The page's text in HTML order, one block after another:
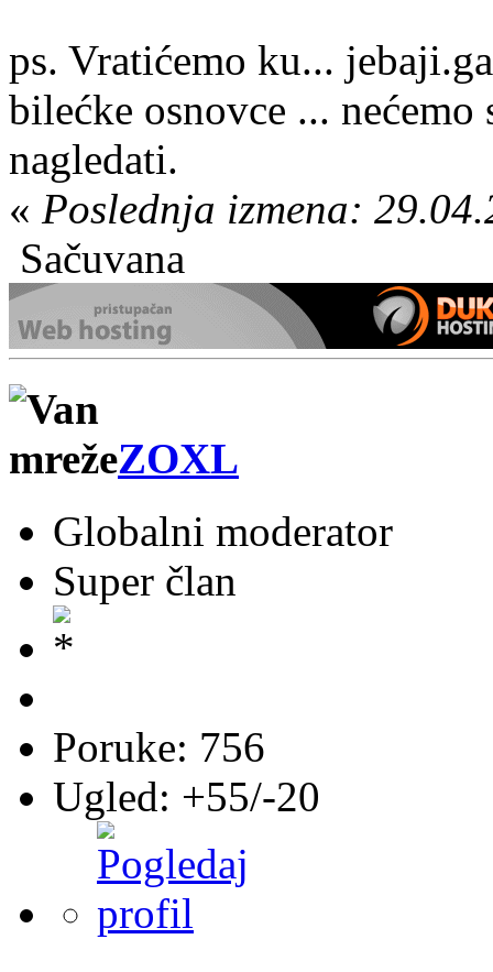
ps. Vratićemo ku...
bilećke osnovce ...
nagledati.
« Poslednja izmena:
Sačuvana
ZOXL
Globalni moderator
Super član
Poruke: 756
Ugled: +55/-20